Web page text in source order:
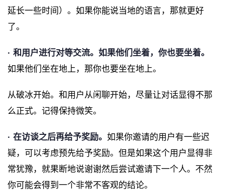
延长一些时间）。如果你能说当地的语言，那就更好
了。
· 和用户进行对等交流。如果他们坐着，你也要坐着。
如果他们坐在地上，那你也要坐在地上。
从破冰开始。和用户从闲聊开始，尽量让对话显得不那
么正式。记得保持微笑。
· 在访谈之后再给予奖励。 如果你邀请的用户有一些迟
疑，可以考虑预先给予奖励。但是如果这个用户显得非
常犹豫，就果断地说谢谢然后尝试邀请下一个人。不然
你可能会得到一个非常不客观的结论。